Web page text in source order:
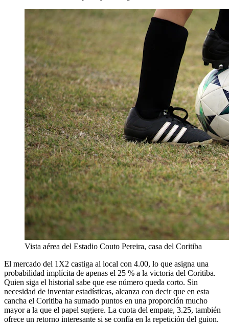
Vista aérea del Estadio Couto Pereira, casa del Coritiba
El mercado del 1X2 castiga al local con 4.00, lo que asigna una
probabilidad implícita de apenas el 25 % a la victoria del Coritiba.
Quien siga el historial sabe que ese número queda corto. Sin
necesidad de inventar estadísticas, alcanza con decir que en esta
cancha el Coritiba ha sumado puntos en una proporción mucho
mayor a la que el papel sugiere. La cuota del empate, 3.25, también
ofrece un retorno interesante si se confía en la repetición del guion.